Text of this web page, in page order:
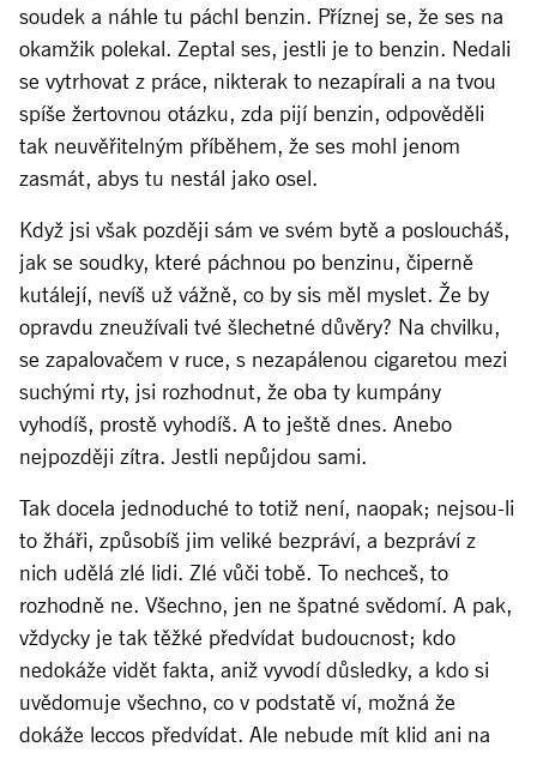
soudek a náhle tu páchl benzin. Příznej se, že ses na
okamžik polekal. Zeptal ses, jestli je to benzin. Nedali
se vytrhovat z práce, nikterak to nezapírali a na tvou
spíše žertovnou otázku, zda pijí benzin, odpověděli
tak neuvěřitelným příběhem, že ses mohl jenom
zasmát, abys tu nestál jako osel.
Když jsi však později sám ve svém bytě a posloucháš,
jak se soudky, které páchnou po benzinu, čiperně
kutálejí, nevíš už vážně, co by sis měl myslet. Že by
opravdu zneužívali tvé šlechetné důvěry? Na chvilku,
se zapalovačem v ruce, s nezapálenou cigaretou mezi
suchými rty, jsi rozhodnut, že oba ty kumpány
vyhodíš, prostě vyhodíš. A to ještě dnes. Anebo
nejpozději zítra. Jestli nepůjdou sami.
Tak docela jednoduché to totiž není, naopak; nejsou-li
to žháři, způsobíš jim veliké bezpráví, a bezpráví z
nich udělá zlé lidi. Zlé vůči tobě. To nechceš, to
rozhodně ne. Všechno, jen ne špatné svědomí. A pak,
vždycky je tak těžké předvídat budoucnost; kdo
nedokáže vidět fakta, aniž vyvodí důsledky, a kdo si
uvědomuje všechno, co v podstatě ví, možná že
dokáže leccos předvídat. Ale nebude mít klid ani na